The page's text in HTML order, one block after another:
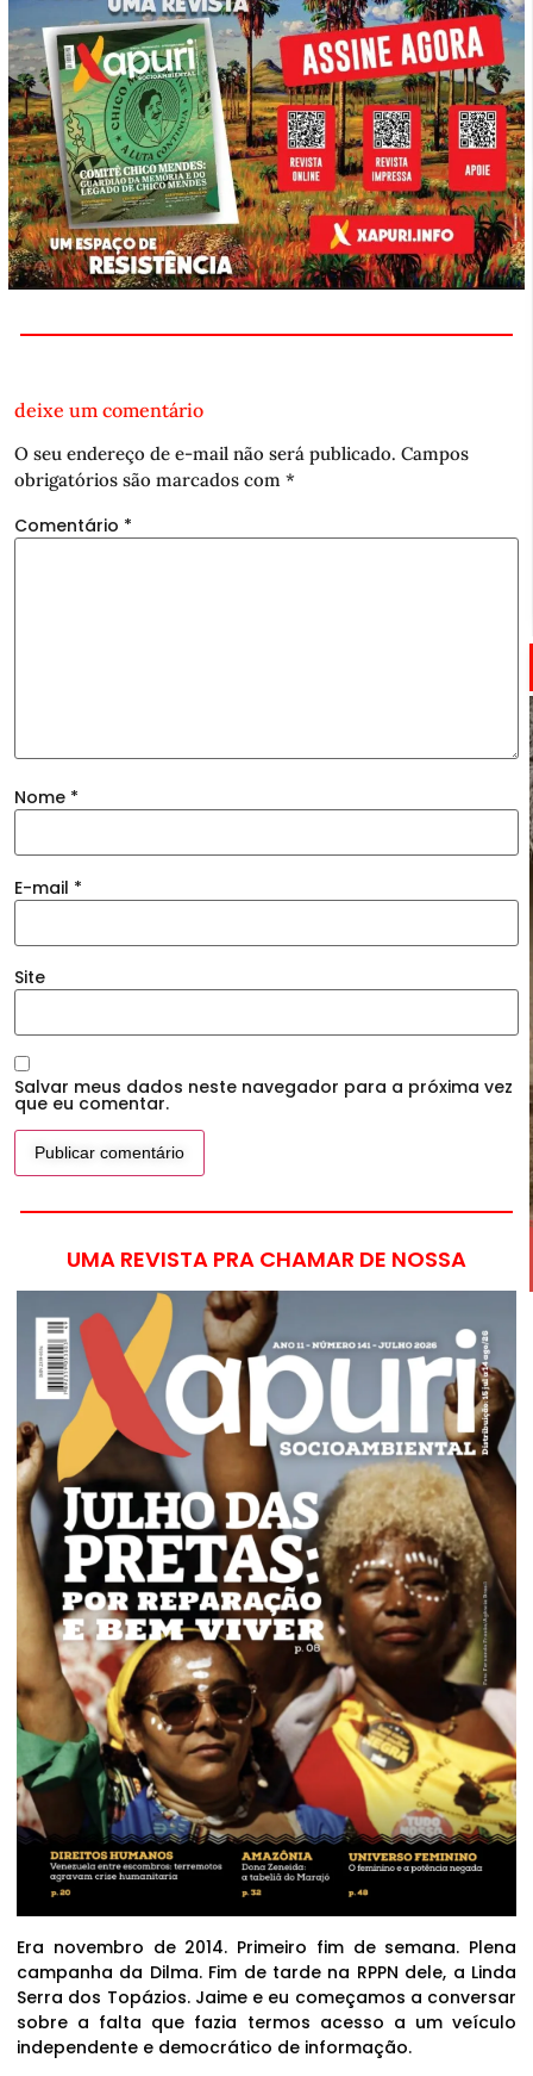
deixe um comentário
O seu endereço de e-mail não será publicado. Campos
obrigatórios são marcados com *
Comentário *
Nome *
E-mail *
Site
Salvar meus dados neste navegador para a próxima vez
que eu comentar.
UMA REVISTA PRA CHAMAR DE NOSSA
Era novembro de 2014. Primeiro fim de semana. Plena
campanha da Dilma. Fim de tarde na RPPN dele, a Linda
Serra dos Topázios. Jaime e eu começamos a conversar
sobre a falta que fazia termos acesso a um veículo
independente e democrático de informação.